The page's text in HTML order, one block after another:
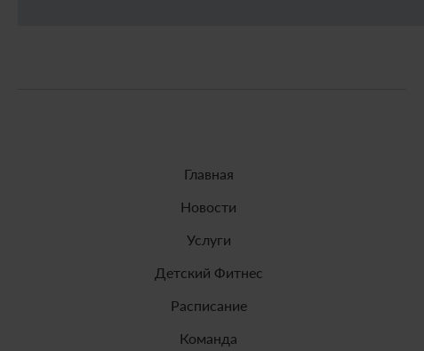
Главная
Новости
Услуги
Детский Фитнес
Расписание
Команда